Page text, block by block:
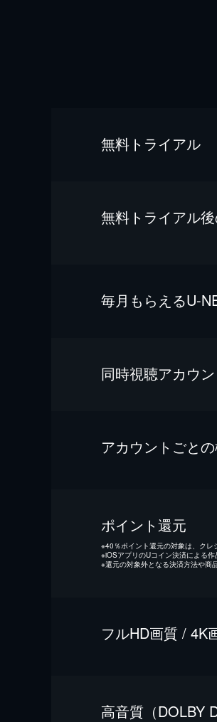
無料トライアル
無料トライアル
毎⽉もらえるU-
同時視聴アカウ
アカウントごと
ポイント還元
※40％ポイント還元の対象は、クレ
※iOSアプリのUコイン決済による
※還元の対象外となる決済方法や商
フルHD画質 / 4K
⾼⾳質（DOLBY